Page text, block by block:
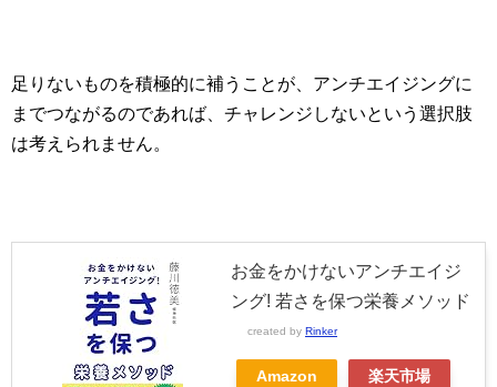
足りないものを積極的に補うことが、アンチエイジングに
までつながるのであれば、チャレンジしないという選択肢
は考えられません。
お金をかけないアンチエイジ
ング! 若さを保つ栄養メソッド
created by Rinker
Amazon 楽天市場